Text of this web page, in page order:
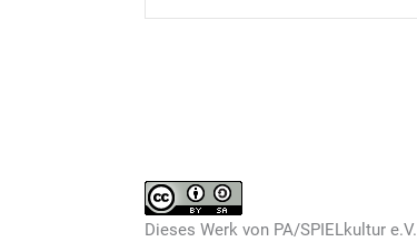
DiesesWerk von PA/SPIELkultur e.V.